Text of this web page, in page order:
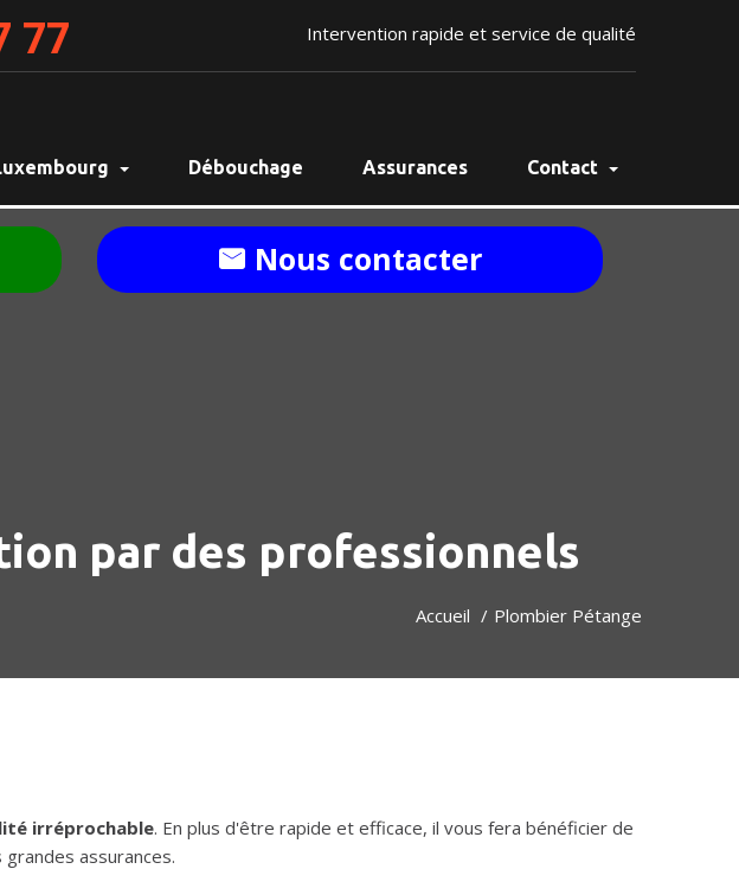
77 Intervention rapide et service de qualité
Débouchage Assurances Contact
Nous contacter
par des professionnels
Accueil Plombier Pétange
irréprochable. En plus d'être rapide et efficace, il vous fera bénéficier de
assurances.